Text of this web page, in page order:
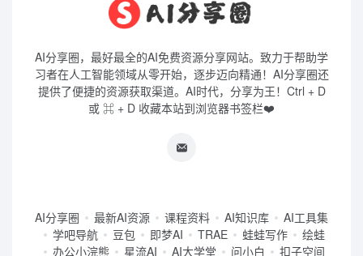
AI分享圈，最好最全的AI免费资源分享网站。致力于帮助学
习者在人工智能领域从零开始，逐步迈向精通！AI分享圈还
提供了便捷的资源获取渠道。AI时代，分享为王！Ctrl + D
或 ⌘ + D 收藏本站到浏览器书签栏❤️
AI分享圈 最新AI资源 课程资料 AI知识库
AI工具集
学吧导航
豆包 即梦AI TRAE 蛙蛙写作
绘蛙
办公小浣熊
星流AI AI大学堂 问小白 扣子空间